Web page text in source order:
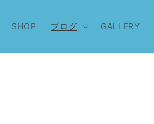
SHOP ブログ GALLERY